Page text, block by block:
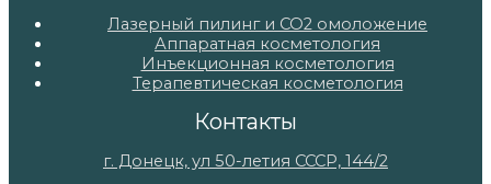
Лазерный пилинг и СО2 омоложение
Аппаратная косметология
Инъекционная косметология
Терапевтическая косметология
Контакты
г. Донецк, ул 50-летия СССР, 144/2